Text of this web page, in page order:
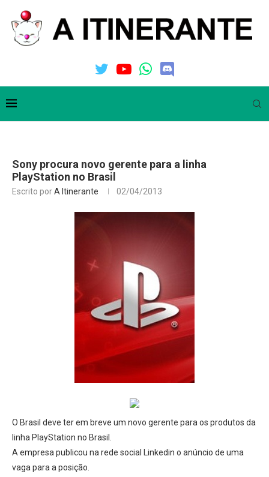
Sony procura novo gerente para a linha
PlayStation no Brasil
Escrito porA Itinerante 02/04/2013
O Brasil deve ter em breve um novo gerente para os produtos da
linha PlayStation no Brasil.
A empresa publicou na rede social Linkedin o anúncio de uma
vaga para a posição.